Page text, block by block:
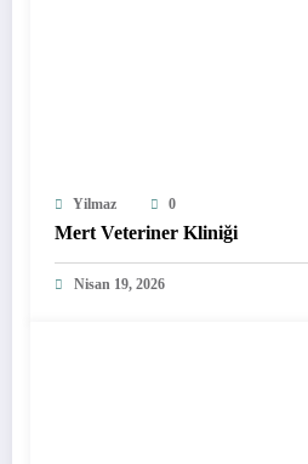
Yilmaz 0
Mert Veteriner Kliniği
Nisan 19, 2026